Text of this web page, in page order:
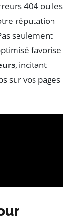
404 ou les
réputation
seulement
favorise
, incitant
sur vos pages